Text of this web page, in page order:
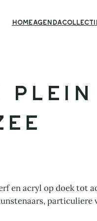
HomeAgenda
en acryl op doek tot
particuliere